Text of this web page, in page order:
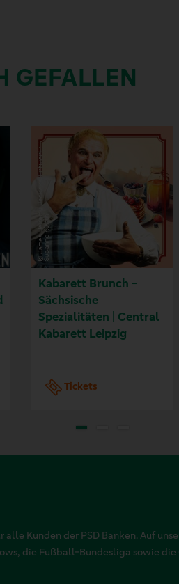
GEFALLEN
Kabarett Brunch -
Sächsische
Spezialitäten | Central
Kabarett Leipzig
Tickets
Kunden der PSD Banken. Auf
die Fußball-Bundesliga sowie die